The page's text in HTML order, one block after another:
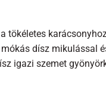
tökéletes
dísz mikulással
igazi szemet